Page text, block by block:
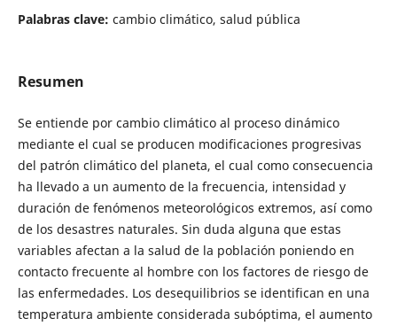
Palabras clave: cambio climático, salud pública
Resumen
Se entiende por cambio climático al proceso dinámico
mediante el cual se producen modificaciones progresivas
del patrón climático del planeta, el cual como consecuencia
ha llevado a un aumento de la frecuencia, intensidad y
duración de fenómenos meteorológicos extremos, así como
de los desastres naturales. Sin duda alguna que estas
variables afectan a la salud de la población poniendo en
contacto frecuente al hombre con los factores de riesgo de
las enfermedades. Los desequilibrios se identifican en una
temperatura ambiente considerada subóptima, el aumento